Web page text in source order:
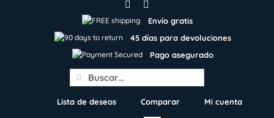
Envío gratis
45 días para devoluciones
Pago asegurado
Search
for:
Lista de deseos Comparar Mi cuenta